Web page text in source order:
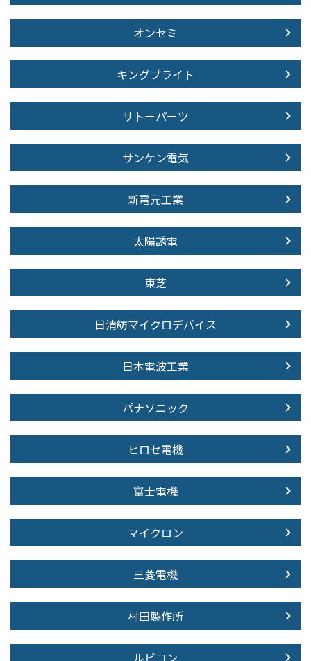
オンセミ
キングブライト
サトーパーツ
サンケン電気
新電元工業
太陽誘電
東芝
日清紡マイクロデバイス
日本電波工業
パナソニック
ヒロセ電機
富士電機
マイクロン
三菱電機
村田製作所
ルビコン